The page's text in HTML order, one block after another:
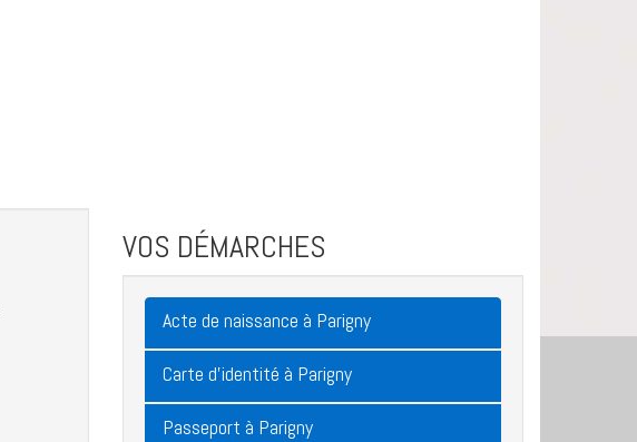
VOS DÉMARCHES
Acte de naissance à Parigny
Carte d'identité à Parigny
Passeport à Parigny